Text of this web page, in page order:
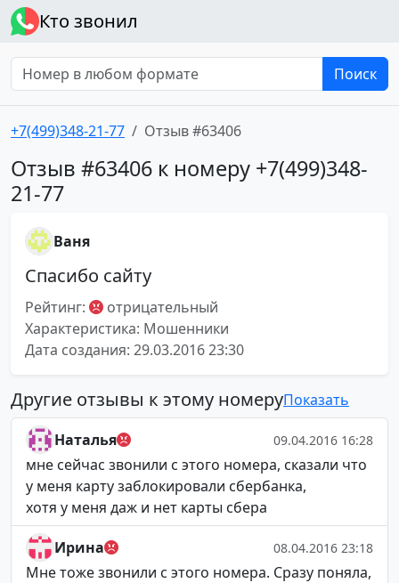
Кто звонил
Поиск
+7(499)348-21-77 Отзыв #63406
Отзыв #63406 к номеру +7(499)348-
21-77
Ваня
Спасибо сайту
Рейтинг:
отрицательный
Характеристика: Мошенники
Дата создания: 29.03.2016 23:30
Другие отзывы к этому номеруПоказать
Наталья 09.04.2016 16:28
мне сейчас звонили с этого номера, сказали что
у меня карту заблокировали сбербанка,
хотя у меня даж и нет карты сбера
Ирина 08.04.2016 23:18
Мне тоже звонили с этого номера. Сразу поняла,